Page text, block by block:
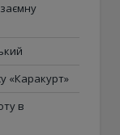
«Каракурт»
в